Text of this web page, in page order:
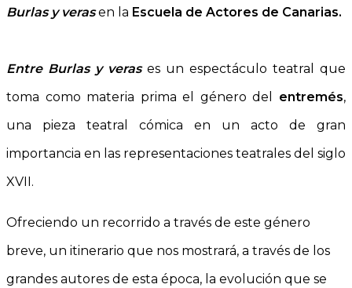
Burlas y verasen la Escuela de Actores de Canarias.
Entre Burlas y verases un espectáculo teatral que
toma como materia prima el género del entremés,
una pieza teatral cómica en un acto de gran
importancia en las representaciones teatrales del siglo
XVII.
Ofreciendo un recorrido a través de este género
breve, un itinerario que nos mostrará, a través de los
grandes autores de esta época, la evolución que se